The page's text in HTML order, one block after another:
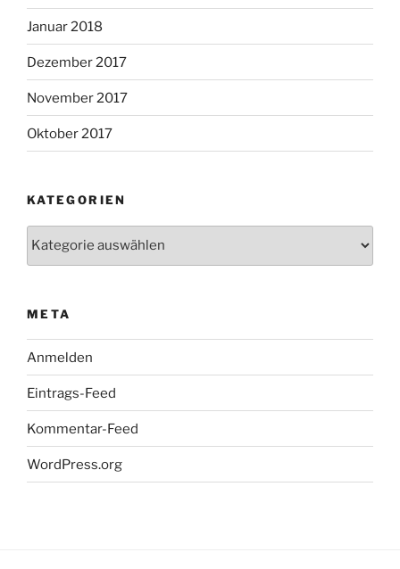
Januar 2018
Dezember 2017
November 2017
Oktober 2017
KATEGORIEN
META
Anmelden
Eintrags-Feed
Kommentar-Feed
WordPress.org